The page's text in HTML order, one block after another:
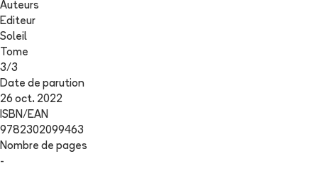
Auteurs
Editeur
Soleil
Tome
3/3
Date de parution
26 oct. 2022
ISBN/EAN
9782302099463
Nombre de pages
-